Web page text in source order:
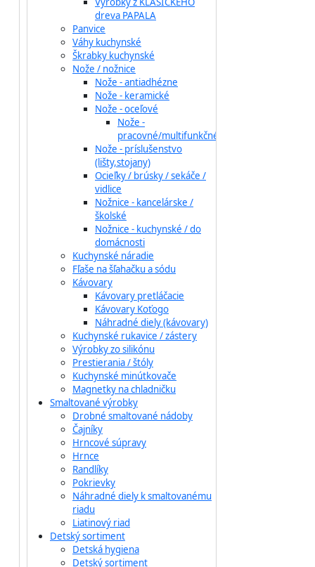
dreva PAPALA
Panvice
Váhy kuchynské
Škrabky kuchynské
Nože / nožnice
Nože - antiadhézne
Nože - keramické
Nože - oceľové
Nože -
pracovné/multifunkčné
Nože - príslušenstvo
(lišty,stojany)
Ocieľky / brúsky / sekáče /
vidlice
Nožnice - kancelárske /
školské
Nožnice - kuchynské / do
domácnosti
Kuchynské náradie
Fľaše na šľahačku a sódu
Kávovary
Kávovary pretláčacie
Kávovary Koťogo
Náhradné diely (kávovary)
Kuchynské rukavice / zástery
Výrobky zo silikónu
Prestierania / štóly
Kuchynské minútkovače
Magnetky na chladničku
Smaltované výrobky
Drobné smaltované nádoby
Čajníky
Hrncové súpravy
Hrnce
Randlíky
Pokrievky
Náhradné diely k smaltovanému
riadu
Liatinový riad
Detský sortiment
Detská hygiena
Detský sortiment